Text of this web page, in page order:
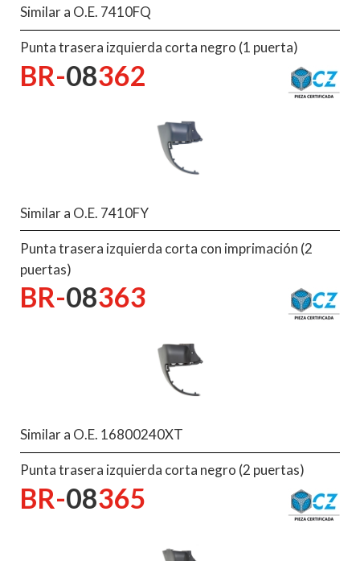
Similar a O.E. 7410FQ
Punta trasera izquierda corta negro (1 puerta)
BR-08362
Similar a O.E. 7410FY
Punta trasera izquierda corta con imprimación (2
puertas)
BR-08363
Similar a O.E. 16800240XT
Punta trasera izquierda corta negro (2 puertas)
BR-08365